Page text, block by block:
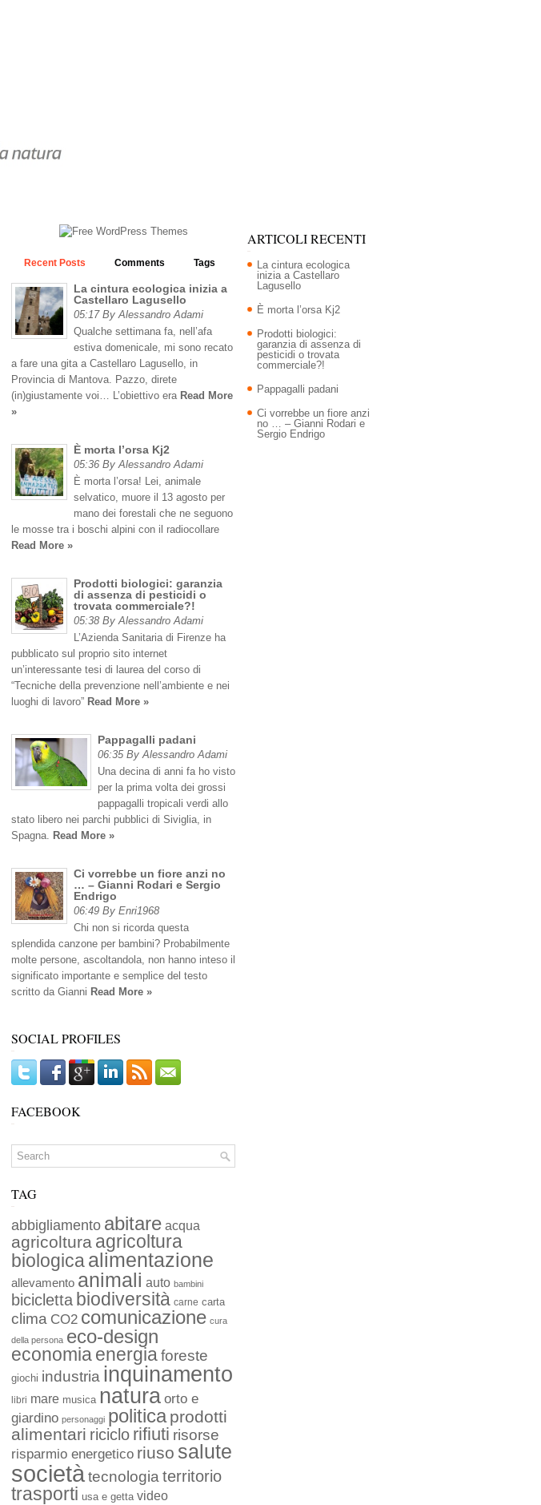
Recent Posts Comments Tags
La cintura ecologica inizia a
Castellaro Lagusello
05:17 By Alessandro Adami
Qualche settimana fa, nell’afa
estiva domenicale, mi sono recato
a fare una gita a Castellaro Lagusello, in
Provincia di Mantova. Pazzo, direte
(in)giustamente voi… L’obiettivo era Read More
»
È morta l’orsa Kj2
05:36 By Alessandro Adami
È morta l’orsa! Lei, animale
selvatico, muore il 13 agosto per
mano dei forestali che ne seguono
le mosse tra i boschi alpini con il radiocollare
Read More »
Prodotti biologici: garanzia
di assenza di pesticidi o
trovata commerciale?!
05:38 By Alessandro Adami
L’Azienda Sanitaria di Firenze ha
pubblicato sul proprio sito internet
un’interessante tesi di laurea del corso di
“Tecniche della prevenzione nell’ambiente e nei
luoghi di lavoro” Read More »
Pappagalli padani
06:35 By Alessandro Adami
Una decina di anni fa ho visto
per la prima volta dei grossi
pappagalli tropicali verdi allo
stato libero nei parchi pubblici di Siviglia, in
Spagna. Read More »
Ci vorrebbe un fiore anzi no
… – Gianni Rodari e Sergio
Endrigo
06:49 By Enri1968
Chi non si ricorda questa
splendida canzone per bambini? Probabilmente
molte persone, ascoltandola, non hanno inteso il
significato importante e semplice del testo
scritto da Gianni Read More »
SOCIAL PROFILES
FACEBOOK
TAG
abbigliamento abitare acqua
agricoltura agricoltura
biologica alimentazione
allevamento animali auto bambini
bicicletta biodiversità carne carta
clima CO2 comunicazione cura
della persona eco-design
economia energiaforeste
giochi industria inquinamento
libri mare musica natura orto e
giardino personaggi politica prodotti
alimentari riciclo rifiuti risorse
risparmio energetico riuso salute
societàtecnologia territorio
trasporti usa e getta video
ARTICOLI RECENTI
La cintura ecologica
inizia a Castellaro
Lagusello
È morta l’orsa Kj2
Prodotti biologici:
garanzia di assenza di
pesticidi o trovata
commerciale?!
Pappagalli padani
Ci vorrebbe un fiore anzi
no … – Gianni Rodari e
Sergio Endrigo